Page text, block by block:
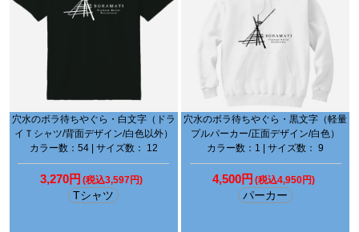
穴水のボラ待ちやぐら・白文字（ドラ
イＴシャツ/背面デザイン/白色以外）
カラー数：54 | サイズ数： 12
3,270円 (税込3,597円)
Tシャツ
穴水のボラ待ちやぐら・黒文字（軽量
プルパーカー/正面デザイン/白色）
カラー数：1 | サイズ数： 9
4,500円 (税込4,950円)
パーカー